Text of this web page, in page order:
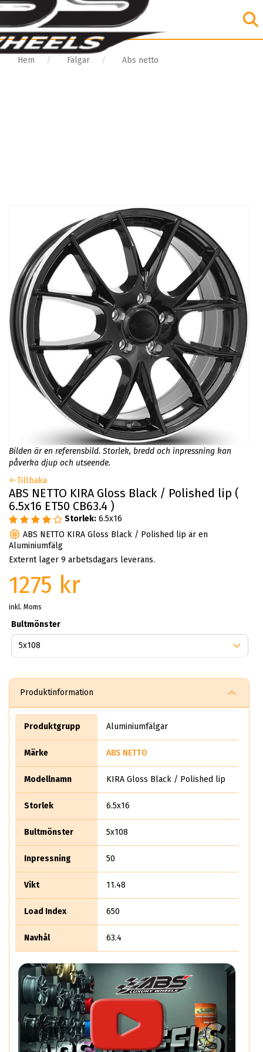
Hem Fälgar Abs netto
Bilden är en referensbild. Storlek, bredd och inpressning kan
påverka djup och utseende.
Tillbaka
ABS NETTO KIRA Gloss Black / Polished lip (
6.5x16 ET50 CB63.4 )
Storlek: 6.5x16
ABS NETTO KIRA Gloss Black / Polished lip är en
Aluminiumfälg
Externt lager 9 arbetsdagars leverans.
1275 kr
inkl. Moms
Bultmönster
Produktinformation
Produktgrupp Aluminiumfälgar
Märke ABS NETTO
Modellnamn KIRA Gloss Black / Polished lip
Storlek 6.5x16
Bultmönster 5x108
Inpressning 50
Vikt 11.48
Load Index 650
Navhål 63.4